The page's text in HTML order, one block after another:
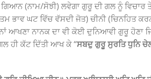
(ਨਾਮ/ਸੋਝੀ) ਲਵੇਗਾ ਗੁਰੂ ਦੀ ਗਲ ਨੂੰ
ਭਾਵ ਘਟ ਵਿੱਚ ਵੱਸਦੀ ਜੋਤ) ਚੀਨੀ (ਚਿਨਹਿਤ
ਆਖਣਾ ਨਾਨਕ ਦਾ ਵੀ ਕੋਈ ਦੁਨਿਆਵੀ ਗੁਰੂ ਹੋਣਾ
ਹੀ ਕੱਟ ਦਿੱਤੀ ਆਖ ਕੇ “ਸਬਦੁ ਗੁਰੂ ਸੁਰਤਿ ਧੁਨਿ